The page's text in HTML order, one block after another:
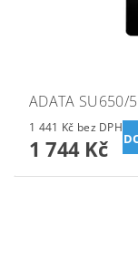
ADATA SU650/
1 441 Kč bez DPH
1 744 Kč